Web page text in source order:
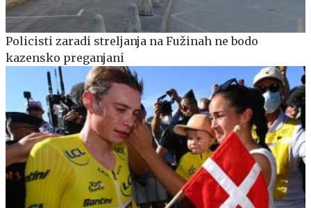
Policisti zaradi streljanja na Fužinah ne bodo
kazensko preganjani